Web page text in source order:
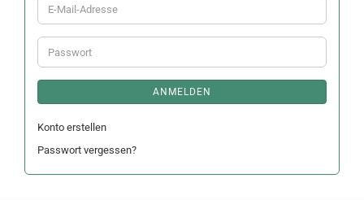
E-
Mail-
Adresse
Passwort
ANMELDEN
Konto erstellen
Passwort vergessen?